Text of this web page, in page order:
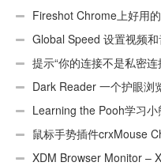
Fireshot Chrome上好用
页）Global Speed 设置视频
提示“你的连接不是私密
Dark Reader 一个护眼浏
Learning the Pooh学习小
鼠标手势插件crxMouse
Chrome(TM)汉化版）
XDM Browser Monitor –